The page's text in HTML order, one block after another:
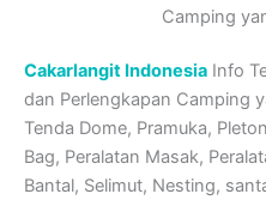
Camping
Cakarlangit Indonesia Info
dan Perlengkapan Camping
Tenda Dome, Pramuka,
Bag, Peralatan Masak,
Bantal, Selimut, Nesting,